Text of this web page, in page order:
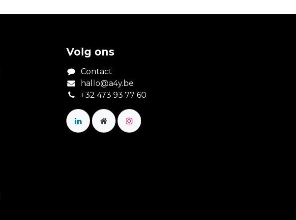
Volg ons
Contact
hallo@a4y.be
+32 473 93 77 60